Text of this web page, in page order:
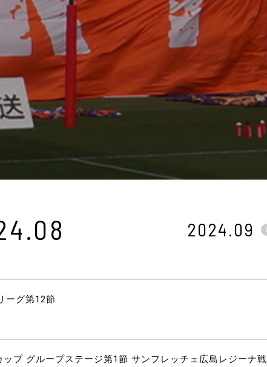
2024.09
ーグ第12節
ップ グループステージ第1節 サンフレッチェ広島レジーナ戦